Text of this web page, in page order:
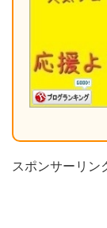
スポンサーリン